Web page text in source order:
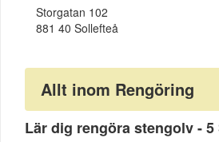
Storgatan 102
881 40 Sollefteå
Allt inom Rengöring
Lär dig rengöra stengolv -